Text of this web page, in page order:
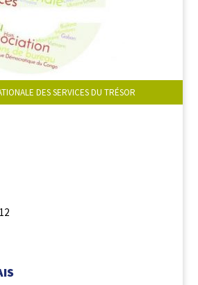
DES SERVICES DU TRÉSOR